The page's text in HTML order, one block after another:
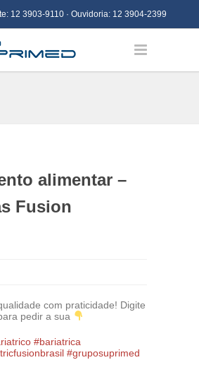
12 3903-9110 · Ouvidoria: 12 3904-2399
alimentar –
Fusion
com praticidade! Digite
pedir a sua
#bariatrica
#gruposuprimed